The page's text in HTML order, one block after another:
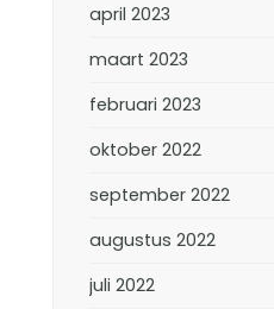
april 2023
maart 2023
februari 2023
oktober 2022
september 2022
augustus 2022
juli 2022